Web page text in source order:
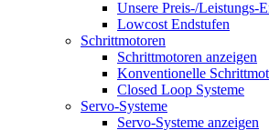
Unsere Preis-/Leistungs-
Lowcost Endstufen
Schrittmotoren
Schrittmotoren anzeigen
Konventionelle
Closed Loop Systeme
Servo-Systeme
Servo-Systeme anzeigen